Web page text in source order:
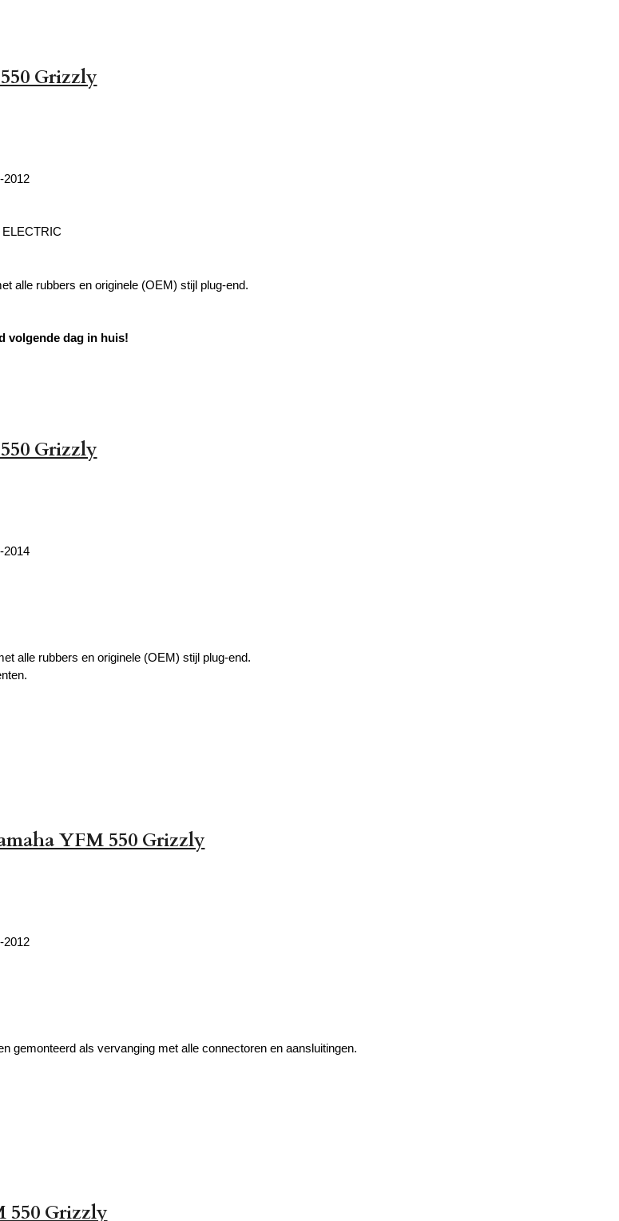
Grizzly
2012
alle rubbers en originele (OEM) stijl plug-end.
volgende dag in huis!
Grizzly
2014
alle rubbers en originele (OEM) stijl plug-end.
YFM 550 Grizzly
2012
gemonteerd als vervanging met alle connectoren en aansluitingen.
550 Grizzly